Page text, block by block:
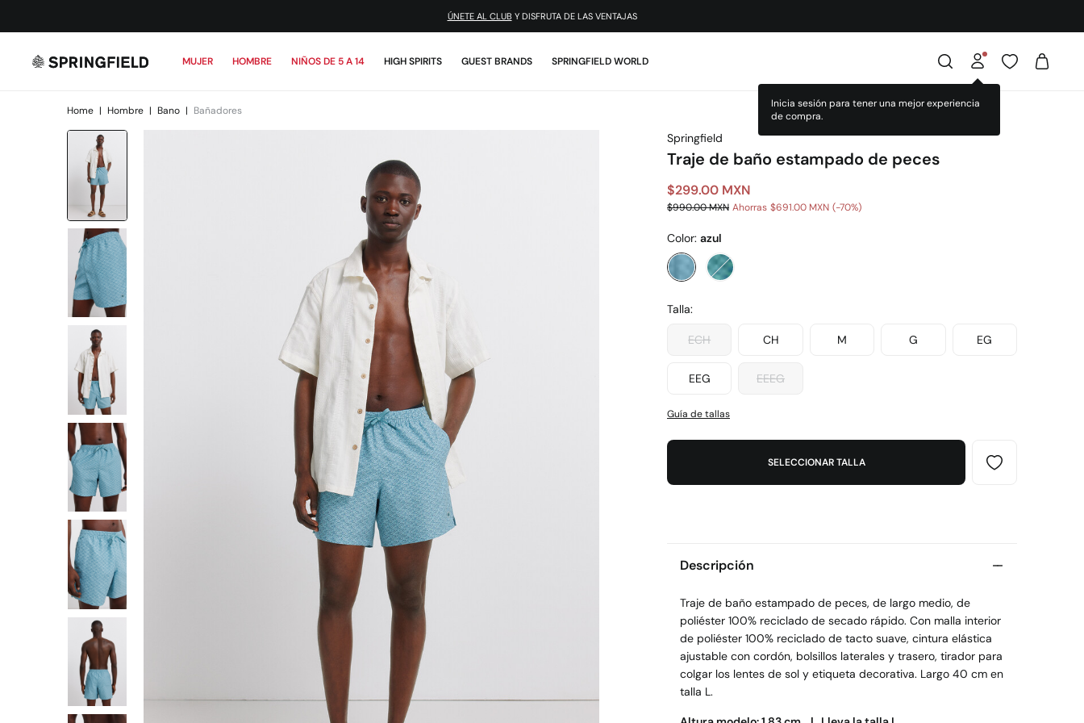
ÚNETE AL CLUB Y DISFRUTA DE LAS VENTAJAS
MUJER HOMBRE NIÑOS DE 5 A 14 HIGH SPIRITS GUEST BRANDS SPRINGFIELD WORLD
Inicia sesión para tener una mejor experiencia
de compra.
Home | Hombre | Bano | Bañadores
Springfield
Traje de baño estampado de peces
$299.00 MXN
$990.00 MXN Ahorras $691.00 MXN 70
Color: azul
Talla:
ECH CH M G EG
EEG EEEG
Guía de tallas
SELECCIONAR TALLA
Descripción
Traje de baño estampado de peces, de largo medio, de
poliéster 100% reciclado de secado rápido. Con malla interior
de poliéster 100% reciclado de tacto suave, cintura elástica
ajustable con cordón, bolsillos laterales y trasero, tirador para
colgar los lentes de sol y etiqueta decorativa. Largo 40 cm en
talla L.